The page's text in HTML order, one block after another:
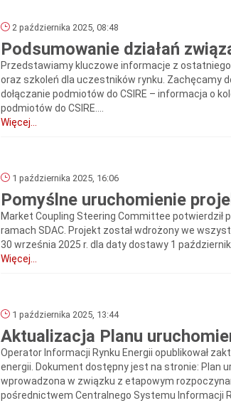
2 października 2025, 08:48
Podsumowanie działań
Przedstawiamy kluczowe informacje z
oraz szkoleń dla uczestników rynku. Zachęcamy
dołączanie podmiotów do CSIRE – informacja o
podmiotów do CSIRE....
Więcej...
1 października 2025, 16:06
Pomyślne uruchomienie
Market Coupling Steering Committee
ramach SDAC. Projekt został wdrożony we
30 września 2025 r. dla daty dostawy 1
Więcej...
1 października 2025, 13:44
Aktualizacja Planu
Operator Informacji Rynku Energii opublikował
energii. Dokument dostępny jest na stronie: Plan
wprowadzona w związku z etapowym
pośrednictwem Centralnego Systemu Informacji